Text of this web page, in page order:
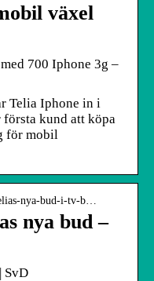
växel
700 Iphone 3g –
Telia Iphone in i
kund att köpa
för mobil
nya-bud-i-tv-b…
nya bud –
SvD